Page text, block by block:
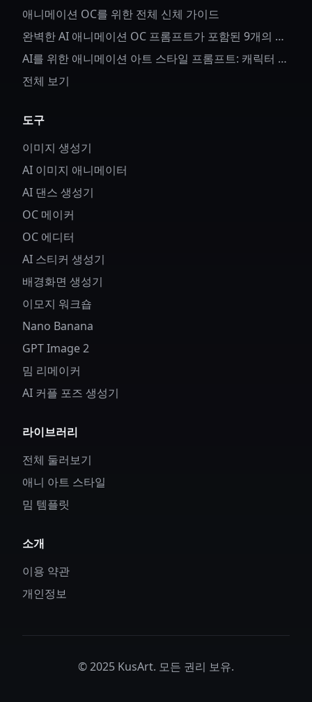
을 불어넣다
애니메이션 OC를 위한 전체 신체 가이드
완벽한 AI 애니메이션 OC 프롬프트가 포함된 9개의 애
니메이션 OC 아이디어
AI를 위한 애니메이션 아트 스타일 프롬프트: 캐릭터 세
부사항과 스타일 제어 방법
전체 보기
도구
이미지 생성기
AI 이미지 애니메이터
AI 댄스 생성기
OC 메이커
OC 에디터
AI 스티커 생성기
배경화면 생성기
이모지 워크숍
Nano Banana
GPT Image 2
밈 리메이커
AI 커플 포즈 생성기
라이브러리
전체 둘러보기
애니 아트 스타일
밈 템플릿
소개
이용 약관
개인정보
© 2025 KusArt. 모든 권리 보유.